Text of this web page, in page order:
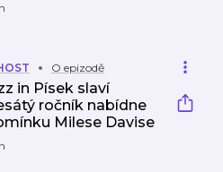
O epizodě
in Písek slaví
ročník nabídne
Milese Davise